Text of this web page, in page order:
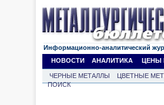
Информационно-аналитический
НОВОСТИ
АНАЛИТИКА ЦЕНЫ
ЧЕРНЫЕ МЕТАЛЛЫ ЦВЕТНЫЕ
ПОИСК